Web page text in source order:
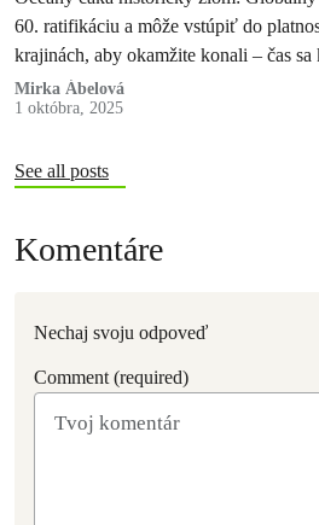
60. ratifikáciu a môže vstúpiť do
krajinách, aby okamžite konali – čas
Mirka Ábelová
1 októbra, 2025
See all posts
Komentáre
Nechaj svoju odpoveď
Comment (required)